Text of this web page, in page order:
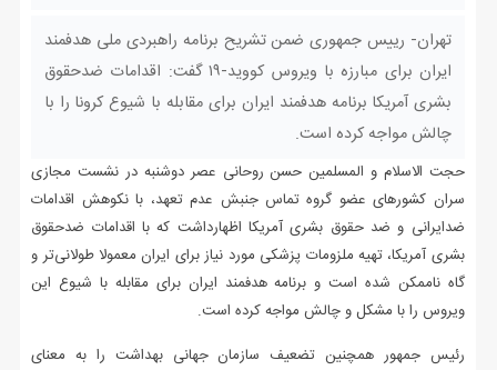
تهران- رییس جمهوری ضمن تشریح برنامه راهبردی ملی هدفمند
ایران برای مبارزه با ویروس کووید-۱۹ گفت: اقدامات ضدحقوق
بشری آمریکا برنامه هدفمند ایران برای مقابله با شیوع کرونا را با
چالش مواجه کرده است.
حجت الاسلام و المسلمین حسن روحانی عصر دوشنبه در نشست مجازی
سران کشورهای عضو گروه تماس جنبش عدم تعهد، با نکوهش اقدامات
ضدایرانی و ضد حقوق بشری آمریکا اظهارداشت که با اقدامات ضدحقوق
بشری آمریکا، تهیه ملزومات پزشکی مورد نیاز برای ایران معمولا طولانی‌تر و
گاه ناممکن شده است و برنامه هدفمند ایران برای مقابله با شیوع این
ویروس را با مشکل و چالش مواجه کرده است.
رئیس جمهور همچنین تضعیف سازمان جهانی بهداشت را به معنای